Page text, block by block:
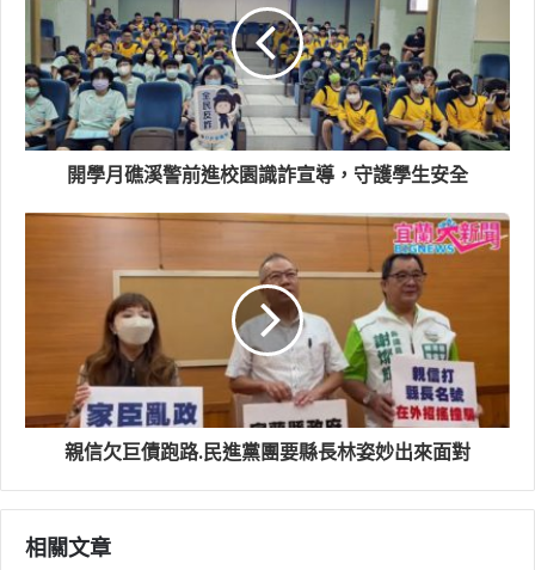
開學月礁溪警前進校園識詐宣導，守護學生安全
親信欠巨債跑路.民進黨團要縣長林姿妙出來面對
相關文章